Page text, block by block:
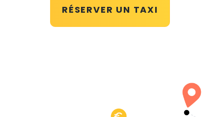
RÉSERVER UN TAXI